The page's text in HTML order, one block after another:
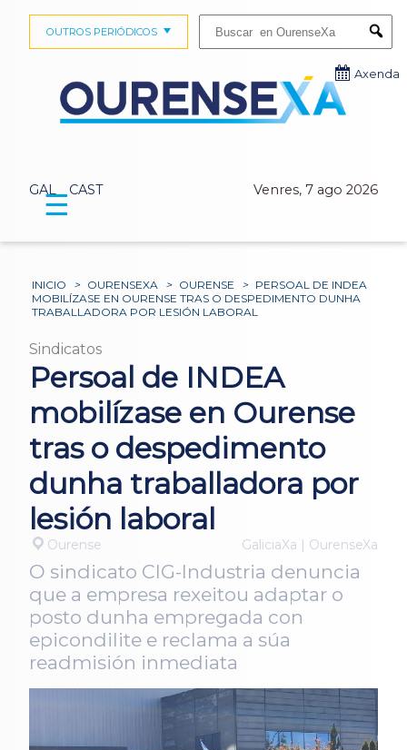
GAL CAST Venres, 7 ago 2026
OUTROS PERIÓDICOS
Axenda
☰
INICIO > OURENSEXA > OURENSE > PERSOAL DE INDEA
MOBILÍZASE EN OURENSE TRAS O DESPEDIMENTO DUNHA
TRABALLADORA POR LESIÓN LABORAL
Sindicatos
Persoal de INDEA
mobilízase en Ourense
tras o despedimento
dunha traballadora por
lesión laboral
Ourense GaliciaXa | OurenseXa
O sindicato CIG-Industria denuncia
que a empresa rexeitou adaptar o
posto dunha empregada con
epicondilite e reclama a súa
readmisión inmediata